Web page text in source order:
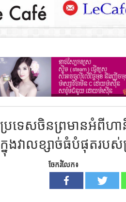
ប្រទេសចិនព្រមានអំពីហ
ក្នុងវាលខ្សាច់ធំបំផុតរប
ចែករំលែក៖